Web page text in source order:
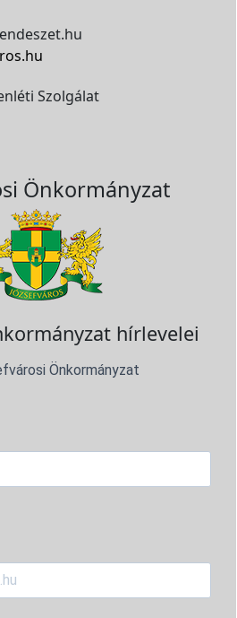
Szolgálat
Önkormányzat
hírlevelei
Önkormányzat